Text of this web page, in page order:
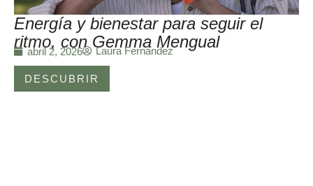
Energía y bienestar para seguir el
ritmo, con Gemma Mengual
abril 2, 2026 Laura Fernández
DESCUBRIR